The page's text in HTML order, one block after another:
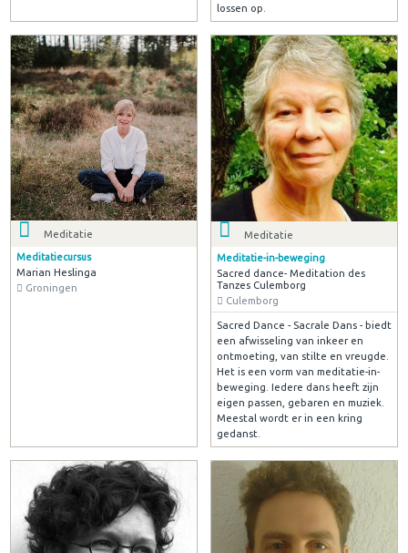
lossen op.
Meditatie
Meditatiecursus
Marian Heslinga
Groningen
Meditatie
Meditatie-in-beweging
Sacred dance- Meditation des
Tanzes Culemborg
Culemborg
Sacred Dance - Sacrale Dans - biedt
een afwisseling van inkeer en
ontmoeting, van stilte en vreugde.
Het is een vorm van meditatie-in-
beweging. Iedere dans heeft zijn
eigen passen, gebaren en muziek.
Meestal wordt er in een kring
gedanst.